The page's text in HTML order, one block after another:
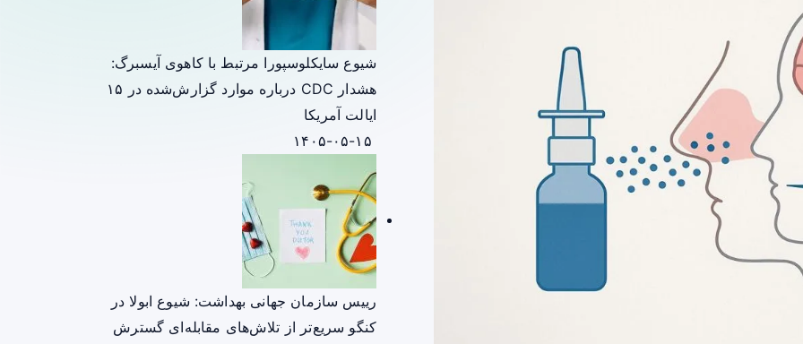
شیوع سایکلوسپورا مرتبط با کاهوی آیسبرگ:
هشدار CDC درباره موارد گزارش‌شده در ۱۵
ایالت آمریکا
رییس سازمان جهانی بهداشت: شیوع ابولا در
کنگو سریع‌تر از تلاش‌های مقابله‌ای گسترش